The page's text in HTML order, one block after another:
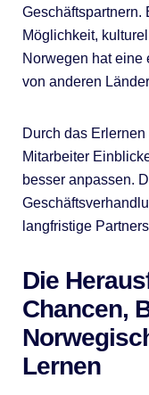
Geschäftspartnern.
Möglichkeit,
Norwegen hat eine
von anderen
Durch das
Mitarbeiter
besser anpassen.
langfristige
Die
Chancen,
Lernen